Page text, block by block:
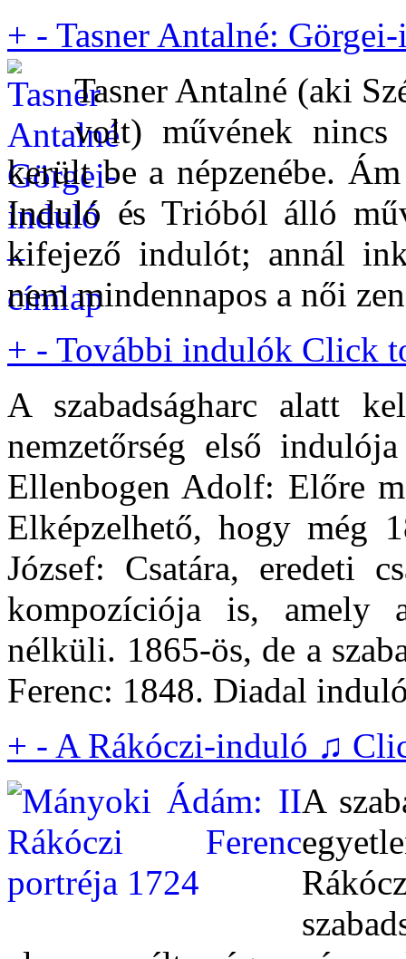
+ - Tasner Antalné:
Tasner Antalné (aki
volt) művének
került be a népzenébe.
Induló és Trióból álló
kifejező indulót; annál
nem mindennapos a női
+ - További indulók Click
A szabadságharc alatt
nemzetőrség első
Ellenbogen Adolf: Előre
Elképzelhető, hogy még
József: Csatára, eredeti
kompozíciója is, amely
nélküli. 1865-ös, de a
Ferenc: 1848. Diadal
+ - A Rákóczi-induló ♫
A